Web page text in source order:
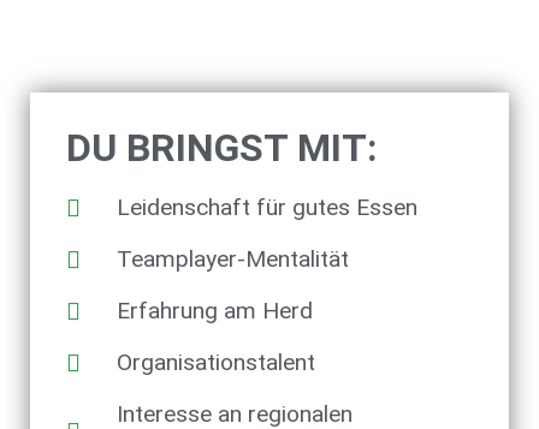
DU BRINGST MIT:
Leidenschaft für gutes Essen
Teamplayer-Mentalität
Erfahrung am Herd
Organisationstalent
Interesse an regionalen